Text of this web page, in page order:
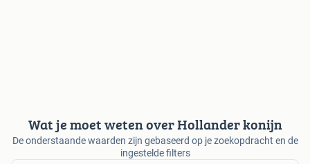
Wat je moet weten over Hollander konijn
De onderstaande waarden zijn gebaseerd op je zoekopdracht en de
ingestelde filters